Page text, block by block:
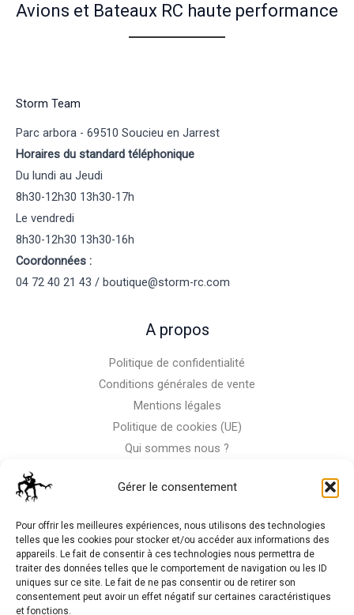
Gérer le consentement
Pour offrir les meilleures expériences, nous utilisons des technologies
telles que les cookies pour stocker et/ou accéder aux informations des
appareils. Le fait de consentir à ces technologies nous permettra de
traiter des données telles que le comportement de navigation ou les ID
uniques sur ce site. Le fait de ne pas consentir ou de retirer son
consentement peut avoir un effet négatif sur certaines caractéristiques
et fonctions.
Avions et Bateaux RC haute performance
Storm Team
Parc arbora - 69510 Soucieu en Jarrest
Horaires du standard téléphonique
Du lundi au Jeudi
8h30-12h30 13h30-17h
Le vendredi
8h30-12h30 13h30-16h
Coordonnées :
04 72 40 21 43 / boutique@storm-rc.com
A propos
Politique de confidentialité
Conditions générales de vente
Mentions légales
Politique de cookies (UE)
Qui sommes nous ?
La RC n'est pas notre seule passion, venez visiter notre shop
de motos